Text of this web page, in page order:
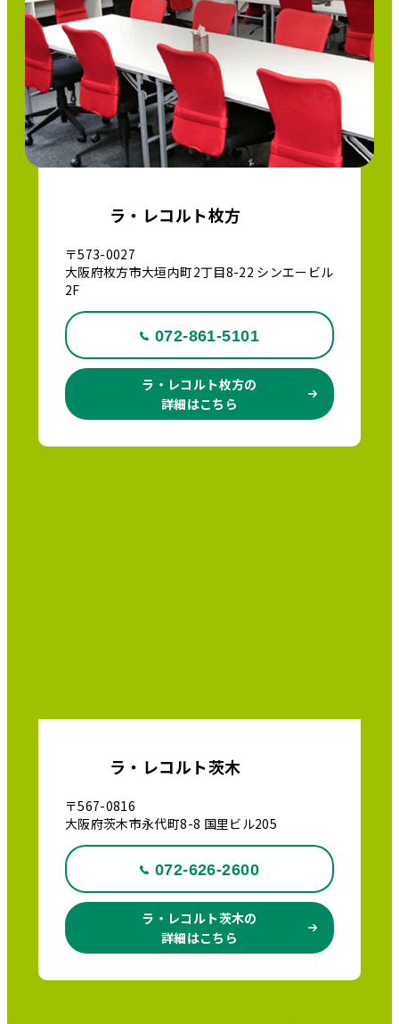
ラ・レコルト枚方
〒573-0027
大阪府枚方市大垣内町2丁目8-22 シンエービル
2F
072-861-5101
ラ・レコルト枚方の
詳細はこちら
ラ・レコルト茨木
〒567-0816
大阪府茨木市永代町8-8 国里ビル205
072-626-2600
ラ・レコルト茨木の
詳細はこちら